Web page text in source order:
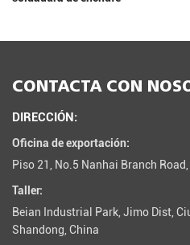
CONTACTA CON
DIRECCIÓN:
Oficina de exportación:
Piso 21, No.5 Nanhai Branch
Taller:
Beian Industrial Park, Jimo Dist,
Shandong, China